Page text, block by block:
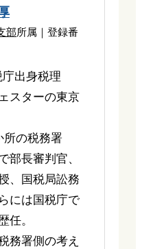
部所属｜登録番
出身税理
スターの東京
所の税務署
部長審判官、
、国税局訟務
には国税庁で
任。
務署側の考え